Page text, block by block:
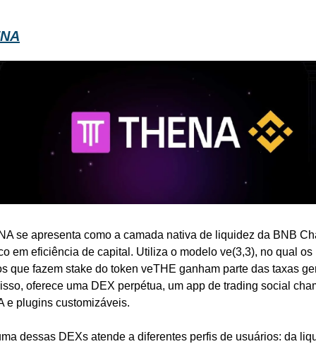
se apresenta como a camada nativa de liquidez da BNB
em eficiência de capital. Utiliza o modelo ve(3,3), no qual os
que fazem stake do token veTHE ganham parte das taxas
oferece uma DEX perpétua, um app de trading social
e plugins customizáveis.
dessas DEXs atende a diferentes perfis de usuários: da